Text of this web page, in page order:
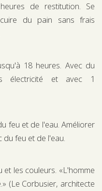
de restitution. Se
du pain sans frais
18 heures. Avec du
électricité et avec 1
feu et de l'eau. Améliorer
du feu et de l'eau.
et les couleurs. «L'homme
(Le Corbusier, architecte